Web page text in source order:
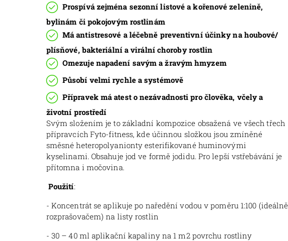
Prospívá zejména sezonní listové a kořenové zelenině,
bylinám či pokojovým rostlinám
Má antistresové a léčebně preventivní účinky na houbové/
plísňové, bakteriální a virální choroby rostlin
Omezuje napadení savým a žravým hmyzem
Působí velmi rychle a systémově
Přípravek má atest o nezávadnosti pro člověka, včely a
životní prostředí
Svým složením je to základní kompozice obsažená ve všech třech
přípravcích Fyto-fitness, kde účinnou složkou jsou zmíněné
směsné heteropolyanionty esterifikované huminovými
kyselinami. Obsahuje jod ve formě jodidu. Pro lepší vstřebávání je
přítomna i močovina.
Použití:
- Koncentrát se aplikuje po naředění vodou v poměru 1:100 (ideálně
rozprašovačem) na listy rostlin
- 30 – 40 ml aplikační kapaliny na 1 m2 povrchu rostliny